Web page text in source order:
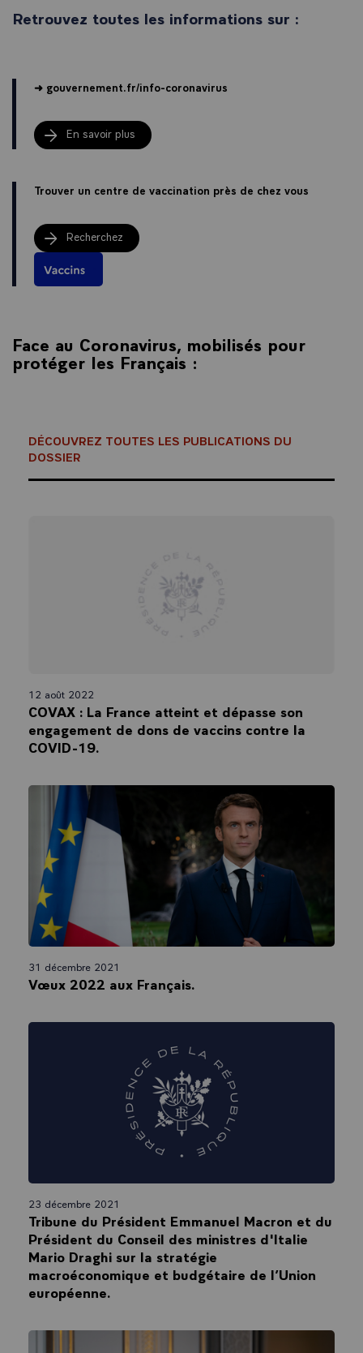
Retrouvez toutes les informations sur :
➜ gouvernement.fr/info-coronavirus
En savoir plus
Trouver un centre de vaccination près de chez vous
Recherchez
Face au Coronavirus, mobilisés pour
protéger les Français :
DÉCOUVREZ TOUTES LES PUBLICATIONS DU
DOSSIER
12 août 2022
COVAX : La France atteint et dépasse son
engagement de dons de vaccins contre la
COVID-19.
31 décembre 2021
Vœux 2022 aux Français.
23 décembre 2021
Tribune du Président Emmanuel Macron et du
Président du Conseil des ministres d'Italie
Mario Draghi sur la stratégie
macroéconomique et budgétaire de l’Union
européenne.